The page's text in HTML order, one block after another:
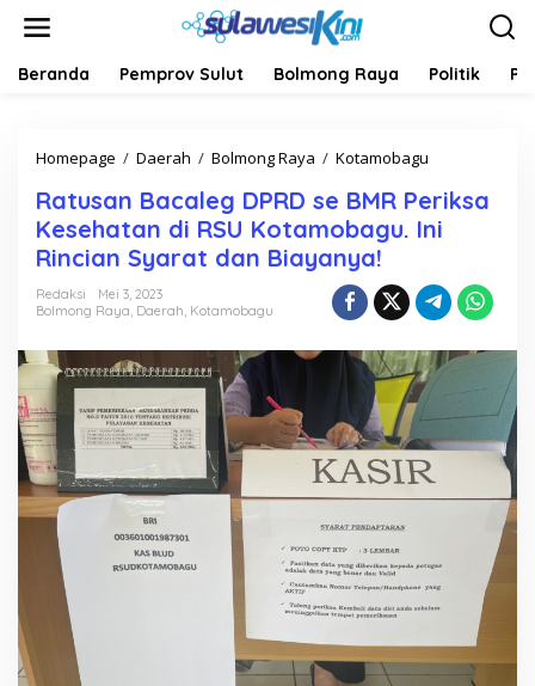
Beranda Pemprov Sulut Bolmong Raya Politik
Homepage / Daerah / Bolmong Raya / Kotamobagu
t
u
s
n
B
c
a
e
g
D
P
R
e
B
M
P
e
Ratusan Bacaleg DPRD se BMR Periksa
Kesehatan di RSU Kotamobagu. Ini
Rincian Syarat dan Biayanya!
Redaksi
Mei 3, 2023
Bolmong Raya, Daerah, Kotamobagu